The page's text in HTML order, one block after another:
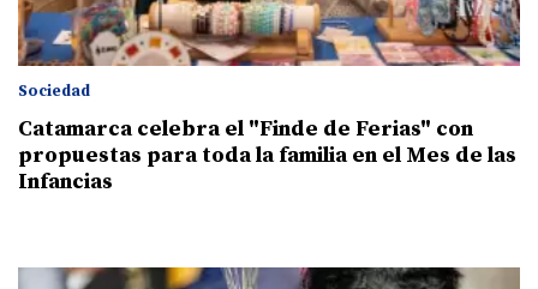
Sociedad
Catamarca celebra el "Finde de Ferias" con
propuestas para toda la familia en el Mes de las
Infancias